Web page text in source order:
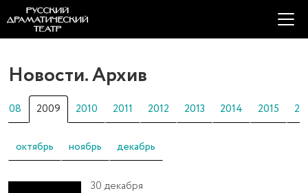
Новости. Архив
2009 2010 2011 2012 2013 2014 2015
октябрь ноябрь декабрь
30 декабря